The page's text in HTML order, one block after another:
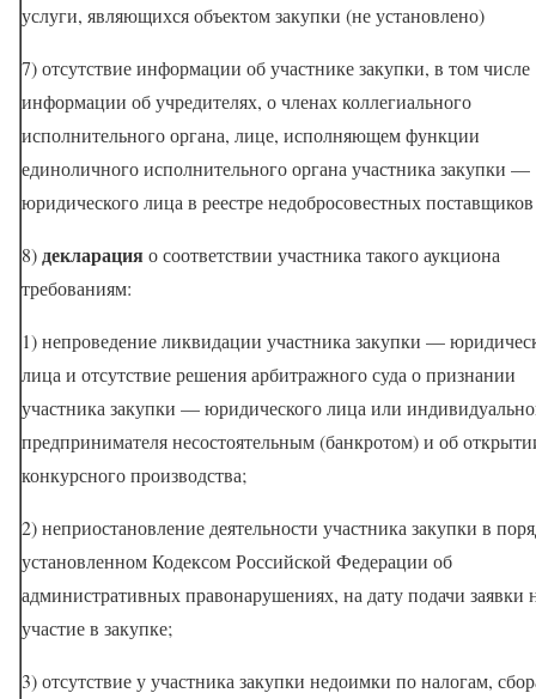
услуги, являющихся объектом закупки (не установлено)
7) отсутствие информации об участнике закупки, в том числе
информации об учредителях, о членах коллегиального
исполнительного органа, лице, исполняющем функции
единоличного исполнительного органа участника закупки —
юридического лица в реестре недобросовестных поставщиков
8)декларацияо соответствии участника такого аукциона
требованиям:
1) непроведение ликвидации участника закупки —
лица и отсутствие решения арбитражного суда о признании
участника закупки — юридического лица или
предпринимателя несостоятельным (банкротом) и об
конкурсного производства;
2) неприостановление деятельности участника закупки в
установленном Кодексом Российской Федерации об
административных правонарушениях, на дату подачи заявки
участие в закупке;
3) отсутствие у участника закупки недоимки по налогам,